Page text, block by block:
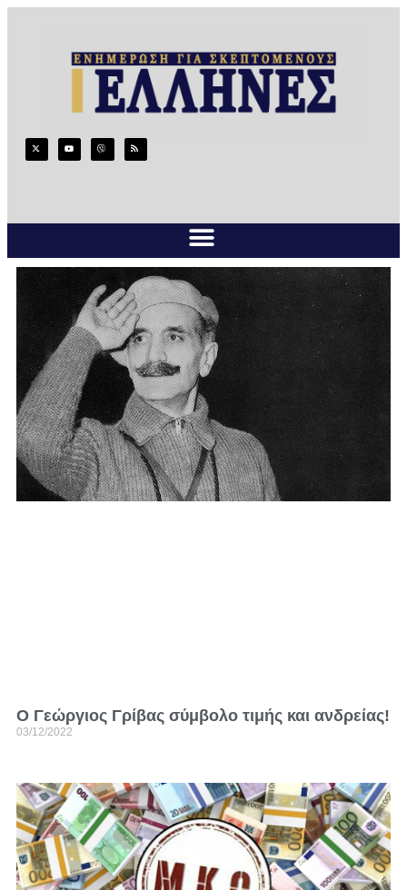
Ο Γεώργιος Γρίβας σύμβολο τιμής και ανδρείας!
03/12/2022